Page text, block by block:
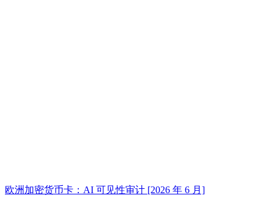
欧洲加密货币卡：AI 可见性审计 [2026 年 6 月]